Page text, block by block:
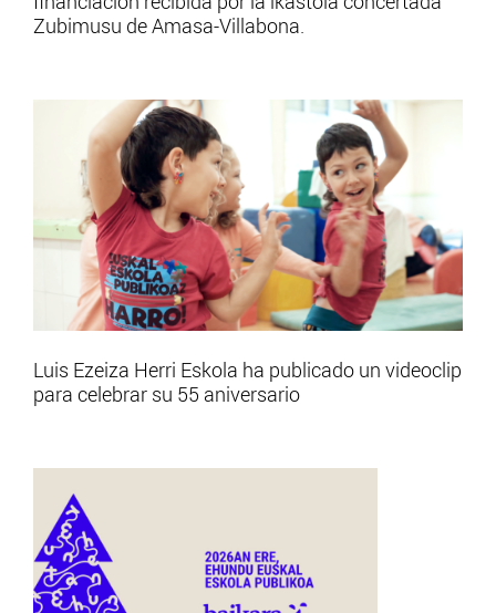
Zubimusu de Amasa-Villabona.
Luis Ezeiza Herri Eskola ha publicado un videoclip
para celebrar su 55 aniversario